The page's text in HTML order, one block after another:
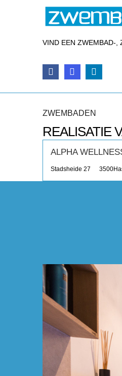
VIND EEN ZWEMBAD-,
ZWEMBADEN
REALISATIE
ALPHA
Stadsheide 27 3500